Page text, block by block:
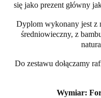
się jako prezent główny
Dyplom wykonany jest z
średniowieczny, z
Do zestawu dołączamy
Wymiar: